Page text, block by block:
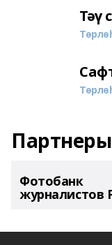
Тәү
Партнеры
Фотобанк
журналистов